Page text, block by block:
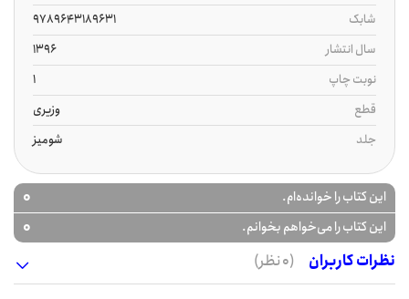
شابک
9789643189631
سال انتشار
1396
نوبت چاپ
1
قطع
وزیری
جلد
شومیز
این کتاب را خوانده‌ام. 0
این کتاب را می‌خواهم بخوانم.
0
نظرات کاربران
(0 نظر)